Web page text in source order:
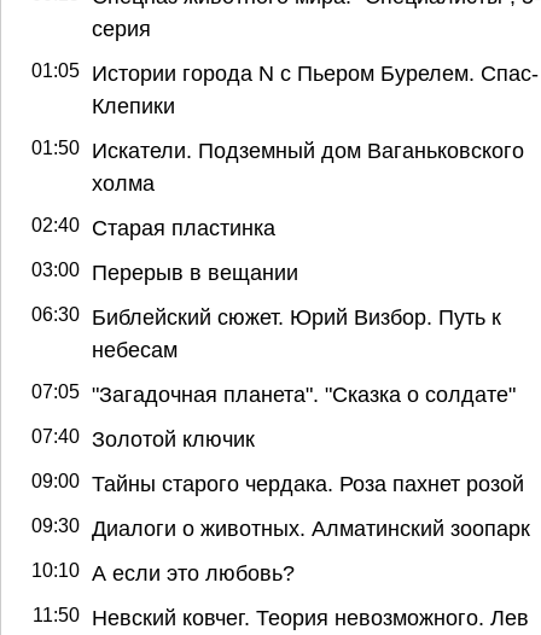
серия
01:05
Истории города N с Пьером Бурелем. Спас-
Клепики
01:50
Искатели. Подземный дом Ваганьковского
холма
02:40 Старая пластинка
03:00 Перерыв в вещании
06:30
Библейский сюжет. Юрий Визбор. Путь к
небесам
07:05 "Загадочная планета". "Сказка о солдате"
07:40 Золотой ключик
09:00 Тайны старого чердака. Роза пахнет розой
09:30 Диалоги о животных. Алматинский зоопарк
10:10 А если это любовь?
11:50
Невский ковчег. Теория невозможного. Лев